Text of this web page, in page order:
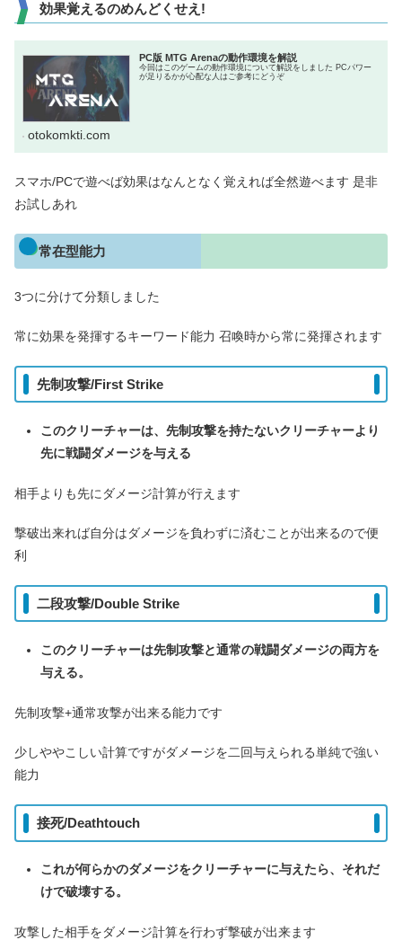
効果覚えるのめんどくせえ!
PC版 MTG Arenaの動作環境を解説
今回はこのゲームの動作環境について解説をしました PCパワー
が足りるかが心配な人はご参考にどうぞ
otokomkti.com
スマホ/PCで遊べば効果はなんとなく覚えれば全然遊べます 是非
お試しあれ
常在型能力
3つに分けて分類しました
常に効果を発揮するキーワード能力 召喚時から常に発揮されます
先制攻撃/First Strike
このクリーチャーは、先制攻撃を持たないクリーチャーより
先に戦闘ダメージを与える
相手よりも先にダメージ計算が行えます
撃破出来れば自分はダメージを負わずに済むことが出来るので便
利
二段攻撃/Double Strike
このクリーチャーは先制攻撃と通常の戦闘ダメージの両方を
与える。
先制攻撃+通常攻撃が出来る能力です
少しややこしい計算ですがダメージを二回与えられる単純で強い
能力
接死/Deathtouch
これが何らかのダメージをクリーチャーに与えたら、それだ
けで破壊する。
攻撃した相手をダメージ計算を行わず撃破が出来ます